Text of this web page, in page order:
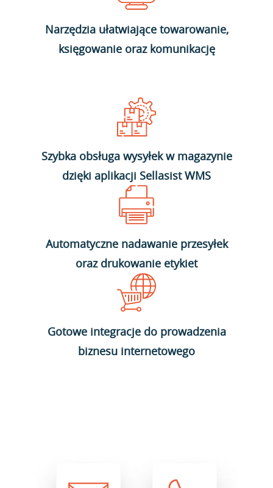
Narzędzia ułatwiające towarowanie,
księgowanie oraz komunikację
Szybka obsługa wysyłek w magazynie
dzięki aplikacji Sellasist WMS
Automatyczne nadawanie przesyłek
oraz drukowanie etykiet
Gotowe integracje do prowadzenia
biznesu internetowego